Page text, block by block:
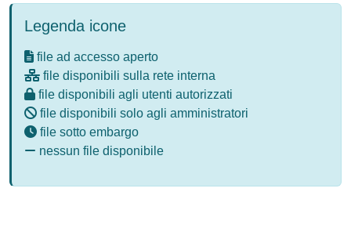
Legenda icone
file ad accesso aperto
file disponibili sulla rete interna
file disponibili agli utenti autorizzati
file disponibili solo agli amministratori
file sotto embargo
nessun file disponibile